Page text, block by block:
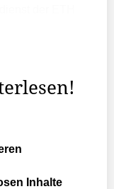
Inhalte